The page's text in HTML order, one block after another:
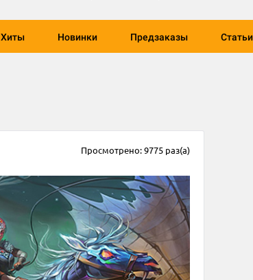
Хиты Новинки Предзаказы Статьи
Просмотрено: 9775 раз(а)